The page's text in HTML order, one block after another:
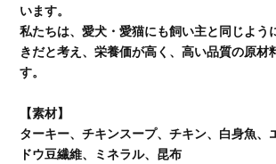
います。
私たちは、愛犬・愛猫にも飼い主と同じよう
きだと考え、栄養価が高く、高い品質の原材
す。
【素材】
ターキー、チキンスープ、チキン、白身魚、
ドウ豆繊維、ミネラル、昆布